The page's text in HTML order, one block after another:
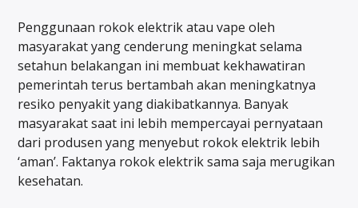
Penggunaan rokok elektrik atau vape oleh
masyarakat yang cenderung meningkat selama
setahun belakangan ini membuat kekhawatiran
pemerintah terus bertambah akan meningkatnya
resiko penyakit yang diakibatkannya. Banyak
masyarakat saat ini lebih mempercayai pernyataan
dari produsen yang menyebut rokok elektrik lebih
‘aman’. Faktanya rokok elektrik sama saja merugikan
kesehatan.